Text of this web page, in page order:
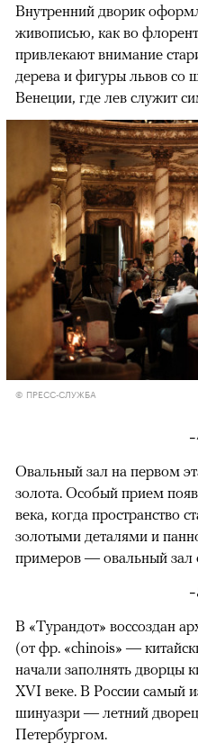
Внутренний дворик
живописью, как во
привлекают внимание
дерева и фигуры львов
Венеции, где лев служит
© ПРЕСС-СЛУЖБА
Овальный зал на первом
золота. Особый прием
века, когда пространство
золотыми деталями и
примеров — овальный зал
В «Турандот» воссоздан
(от фр. «chinois» —
начали заполнять дворцы
XVI веке. В России самый
шинуазри — летний
Петербургом.